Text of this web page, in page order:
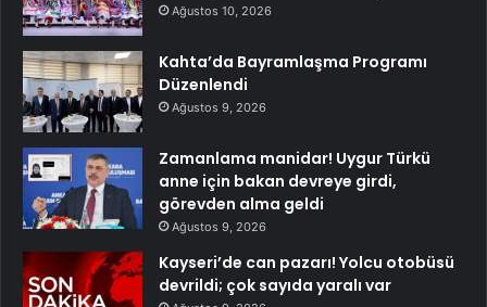
Ağustos 10, 2026
Kahta’da Bayramlaşma Programı
Düzenlendi
Ağustos 9, 2026
Zamanlama manidar! Uygur Türkü
anne için bakan devreye girdi,
görevden alma geldi
Ağustos 9, 2026
Kayseri’de can pazarı! Yolcu otobüsü
devrildi; çok sayıda yaralı var